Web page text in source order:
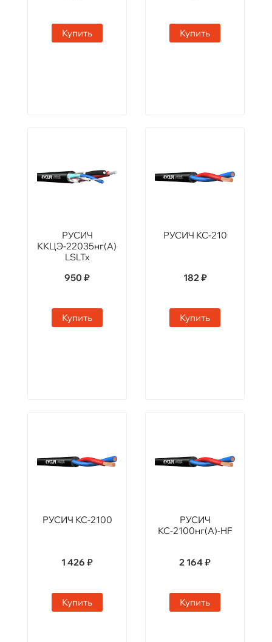
Купить Купить
РУСИЧ
ККЦЭ-22035нг(А)-
LSLTx
950 ₽
Купить
РУСИЧ КС-210
182 ₽
Купить
РУСИЧ КС-2100
1 426 ₽
Купить
РУСИЧ
КС-2100нг(А)-HF
2 164 ₽
Купить